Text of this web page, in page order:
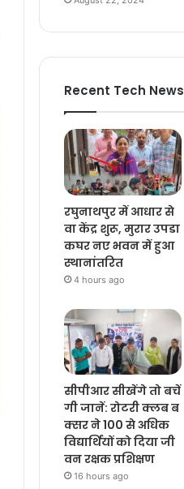
Recent Tech News
रघुनाथपुर में आधार से
वा केंद्र शुरू, मुरार उपडा
कघर नए भवन में हुआ
स्थानांतरित
4 hours ago
सीपीआर सीखेंगे तो बचें
गी जानें: रोटरी क्लब ब
क्सर ने 100 से अधिक
विद्यार्थियों को दिया जी
वन रक्षक प्रशिक्षण
16 hours ago